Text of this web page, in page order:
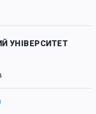
УНІВЕРСИТЕТ